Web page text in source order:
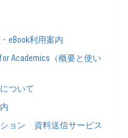
eBook利用案内
Academics（概要と使い
ついて
ョン 資料送信サービス